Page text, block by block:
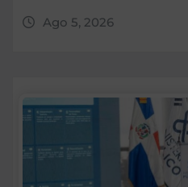
Ago 5, 2026